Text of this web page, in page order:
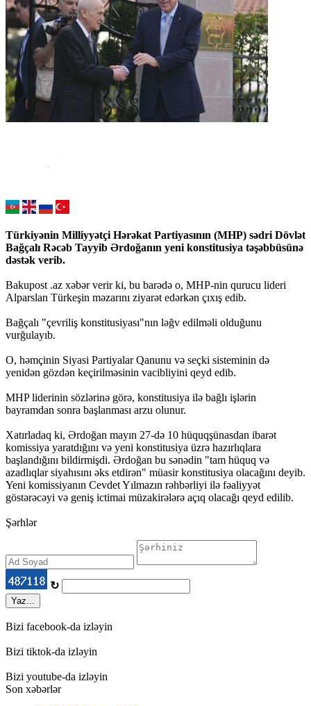
Türkiyənin Milliyyətçi Hərəkat Partiyasının (MHP) sədri Dövlət
Bağçalı Rəcəb Tayyib Ərdoğanın yeni konstitusiya təşəbbüsünə
dəstək verib.
Bakupost .az xəbər verir ki, bu barədə o, MHP-nin qurucu lideri
Alparslan Türkeşin məzarını ziyarət edərkən çıxış edib.
Bağçalı "çevriliş konstitusiyası"nın ləğv edilməli olduğunu
vurğulayıb.
O, həmçinin Siyasi Partiyalar Qanunu və seçki sisteminin də
yenidən gözdən keçirilməsinin vacibliyini qeyd edib.
MHP liderinin sözlərinə görə, konstitusiya ilə bağlı işlərin
bayramdan sonra başlanması arzu olunur.
Xatırladaq ki, Ərdoğan mayın 27-də 10 hüquqşünasdan ibarət
komissiya yaratdığını və yeni konstitusiya üzrə hazırlıqlara
başlandığını bildirmişdi. Ərdoğan bu sənədin "tam hüquq və
azadlıqlar siyahısını əks etdirən" müasir konstitusiya olacağını deyib.
Yeni komissiyanın Cevdet Yılmazın rəhbərliyi ilə fəaliyyət
göstərəcəyi və geniş ictimai müzakirələrə açıq olacağı qeyd edilib.
Şərhlər
↻
Yaz...
Bizi facebook-da izləyin
Bizi tiktok-da izləyin
Bizi youtube-da izləyin
Son xəbərlər